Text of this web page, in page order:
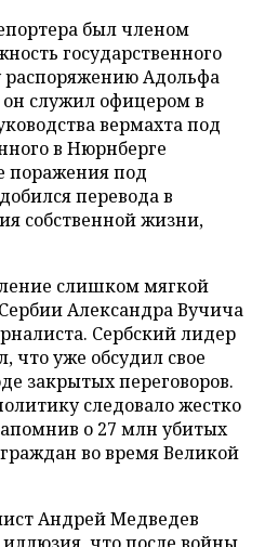
был членом
государственного
Адольфа
служил офицером в
вермахта под
в Нюрнберге
поражения под
перевода в
собственной жизни,
слишком мягкой
Александра Вучича
Сербский лидер
уже обсудил свое
закрытых переговоров.
следовало жестко
о 27 млн убитых
во время Великой
Андрей Медведев